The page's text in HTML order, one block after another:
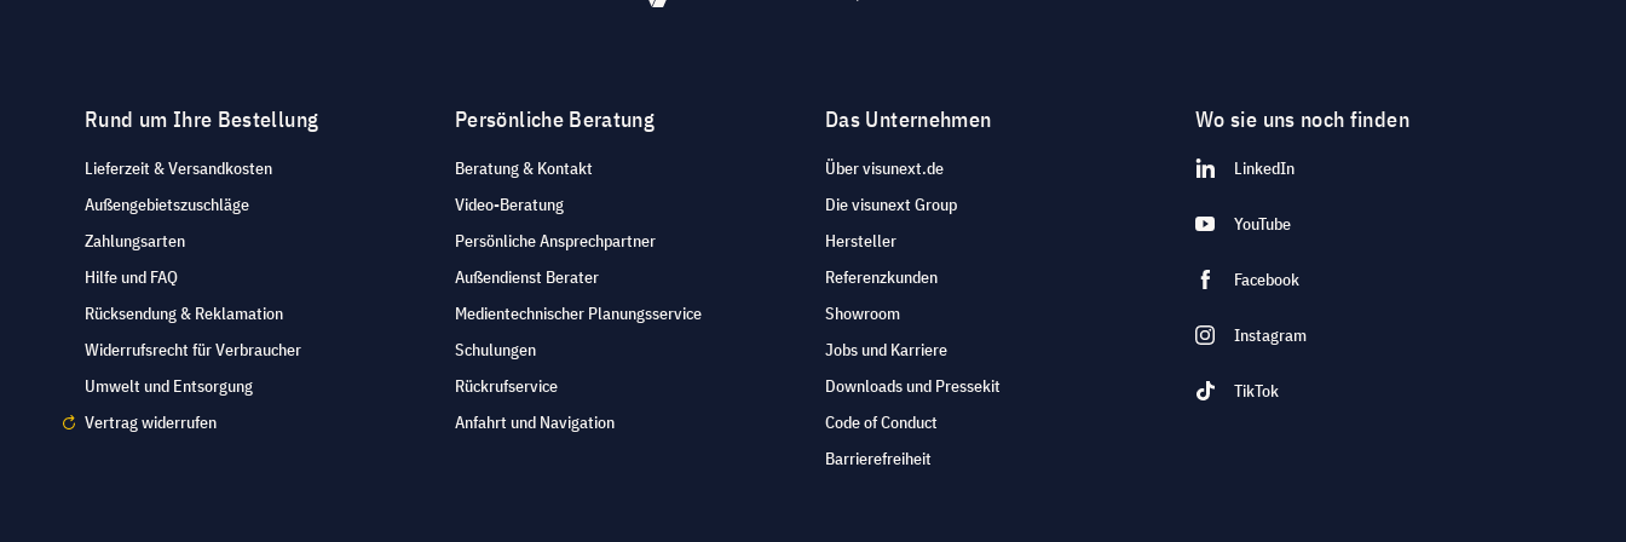
Rund um Ihre Bestellung
Lieferzeit & Versandkosten
Außengebietszuschläge
Zahlungsarten
Hilfe und FAQ
Rücksendung & Reklamation
Widerrufsrecht für Verbraucher
Umwelt und Entsorgung
Vertrag widerrufen
Persönliche Beratung
Beratung & Kontakt
Video-Beratung
Persönliche Ansprechpartner
Außendienst Berater
Medientechnischer Planungsservice
Schulungen
Rückrufservice
Anfahrt und Navigation
Das Unternehmen
Über visunext.de
Die visunext Group
Hersteller
Referenzkunden
Showroom
Jobs und Karriere
Downloads und Pressekit
Code of Conduct
Barrierefreiheit
Wo sie uns noch finden
LinkedIn
YouTube
Facebook
Instagram
TikTok